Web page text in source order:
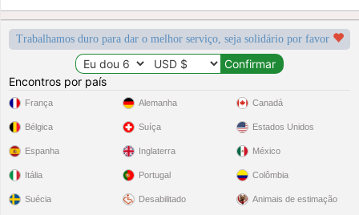
Trabalhamos duro para dar o melhor serviço, seja solidário por favor
Encontros por país
França
Bélgica
Espanha
Itália
Suécia
Alemanha
Suíça
Inglaterra
Portugal
Desabilitado
Canadá
Estados Unidos
México
Colômbia
Animais de estimação